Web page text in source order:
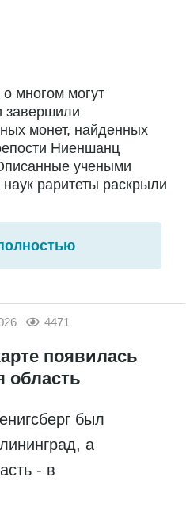
многом могут
завершили
монет, найденных
Ниеншанц
учеными
раритеты раскрыли
4471
появилась
область
был
а
- в